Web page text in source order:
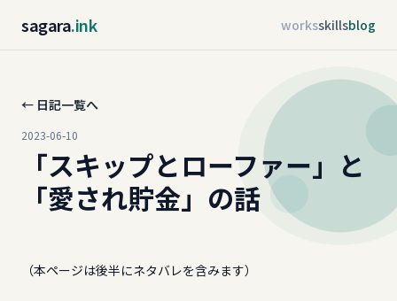
sagara.ink worksskillsblog
← 日記一覧へ
2023-06-10
「スキップとローファー」と
「愛され貯金」の話
（本ページは後半にネタバレを含みます）